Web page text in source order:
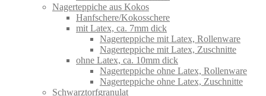
Nagerteppiche aus Kokos
Hanfschere/Kokosschere
mit Latex, ca. 7mm dick
Nagerteppiche mit Latex, Rollenware
Nagerteppiche mit Latex, Zuschnitte
ohne Latex, ca. 10mm dick
Nagerteppiche ohne Latex, Rollenware
Nagerteppiche ohne Latex, Zuschnitte
Schwarztorfgranulat